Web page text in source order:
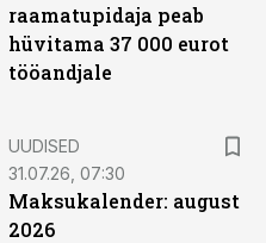
raamatupidaja peab
hüvitama 37 000 eurot
tööandjale
UUDISED
31.07.26, 07:30
Maksukalender: august
2026